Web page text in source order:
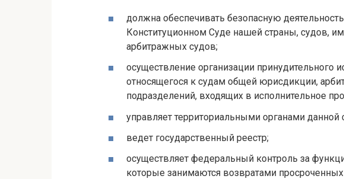
должна обеспечивать безопасную
Конституционном Суде нашей страны,
арбитражных судов;
осуществление организации принудительного
относящегося к судам общей юрисдикции,
подразделений, входящих в исполнительное
управляет территориальными органами
ведет государственный реестр;
осуществляет федеральный контроль за
которые занимаются возвратами